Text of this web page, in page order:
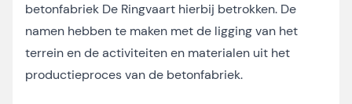
betonfabriek De Ringvaart hierbij betrokken. De
namen hebben te maken met de ligging van het
terrein en de activiteiten en materialen uit het
productieproces van de betonfabriek.